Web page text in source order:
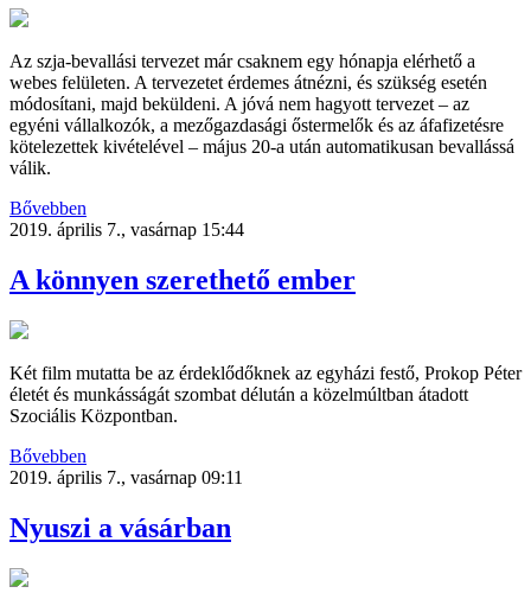
Az szja-bevallási tervezet már csaknem egy hónapja elérhető a
webes felületen. A tervezetet érdemes átnézni, és szükség esetén
módosítani, majd beküldeni. A jóvá nem hagyott tervezet – az
egyéni vállalkozók, a mezőgazdasági őstermelők és az áfafizetésre
kötelezettek kivételével – május 20-a után automatikusan bevallássá
válik.
Bővebben
2019. április 7., vasárnap 15:44
A könnyen szerethető ember
Két film mutatta be az érdeklődőknek az egyházi festő, Prokop Péter
életét és munkásságát szombat délután a közelmúltban átadott
Szociális Központban.
Bővebben
2019. április 7., vasárnap 09:11
Nyuszi a vásárban